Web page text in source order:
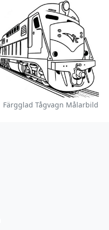
Färgglad Tågvagn Målarbild